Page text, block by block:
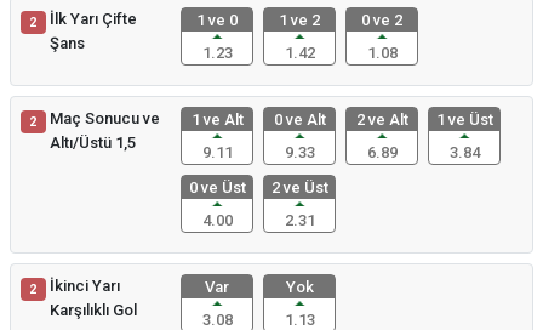
2
İlk Yarı Çifte
Şans
1 ve 0
1.23
1 ve 2
1.42
0 ve 2
1.08
2
Maç Sonucu ve
Altı/Üstü 1,5
1 ve Alt
9.11
0 ve Alt
9.33
2 ve Alt
6.89
1 ve Üst
3.84
0 ve Üst
4.00
2 ve Üst
2.31
2
İkinci Yarı
Karşılıklı Gol
Var
3.08
Yok
1.13